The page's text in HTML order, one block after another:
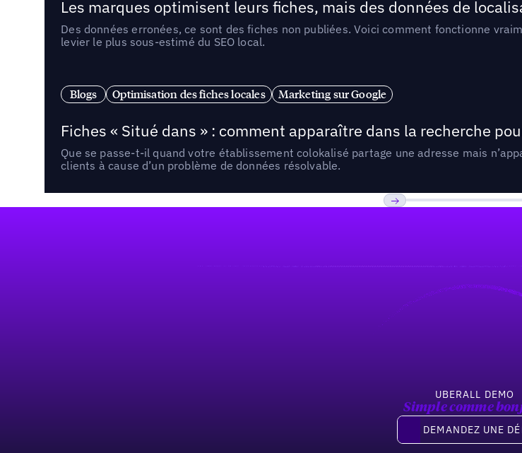
Les marques optimisent leurs fiches, mais des données de
Des données erronées, ce sont des fiches non publiées. Voici comment fonctionne
levier le plus sous-estimé du SEO local.
Blogs Optimisation des fiches locales Marketing sur Google
Fiches « Situé dans » : comment apparaître dans la recherche
Que se passe-t-il quand votre établissement colokalisé partage une adresse mais
clients à cause d’un problème de données résolvable.
UBERALL DEMO
Simple comme
Demandez une démo
DEMANDEZ UNE